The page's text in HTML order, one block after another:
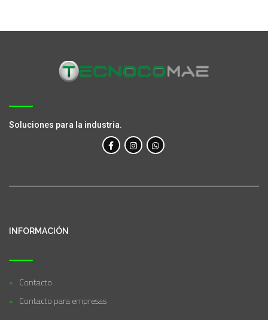
Soluciones para la industria.
INFORMACIÓN
Contacto
Contacto para empresas